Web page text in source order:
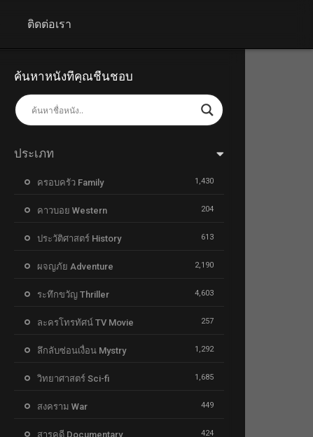
ติดต่อเรา
ค้นหาหนังที่คุณชื่นชอบ
ประเภท
ครอบครัว Family 1,430
คาวบอย Western 204
ประวัติศาสตร์ History 613
ผจญภัย Adventure 2,190
ระทึกขวัญ Thriller 4,603
ละครโทรทัศน์ TV Movie 257
ลึกลับซ่อนเงื่อน Mystry 1,292
วิทยาศาสตร์ Sci-fi 1,685
สงคราม War 449
สารคดี Documentary 424